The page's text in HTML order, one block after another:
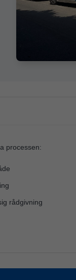
processen:
rådgivning